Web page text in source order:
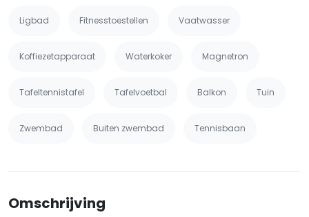
Ligbad Fitnesstoestellen Vaatwasser
Koffiezetapparaat Waterkoker Magnetron
Tafeltennistafel Tafelvoetbal Balkon Tuin
Zwembad Buiten zwembad Tennisbaan
Omschrijving